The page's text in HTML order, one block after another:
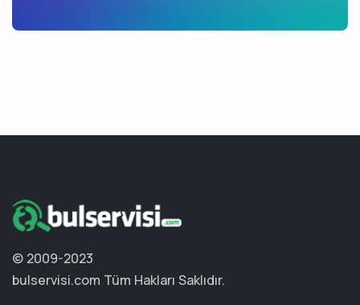
© 2009-2023
bulservisi.com Tüm Hakları Saklıdır.